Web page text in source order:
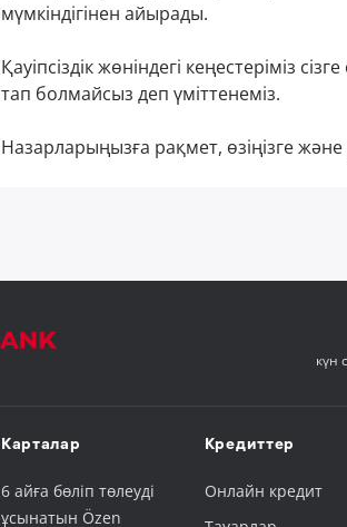
мүмкіндігінен айырады.
Қауіпсіздік жөніндегі кеңестеріміз
тап болмайсыз деп үміттенеміз.
Назарларыңызға рақмет, өзіңізге
күн
Карталар
6 айға бөліп төлеуді
ұсынатын Özen
Кредиттер
Онлайн кредит